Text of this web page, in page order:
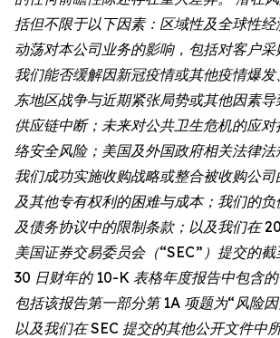
括但不限于以下因素：区域性及全球性
动荡对本公司业务的影响，包括对客户采
我们能否缓解因新冠疫情或其他疫情爆
东地区战争与近期紧张局势或其他因素
供应链中断；未来对公共卫生危机的应
络安全风险；美国及外国政府相关法律法
我们成功实施收购战略或整合被收购公
及其他专有权利的困难与成本；我们的
及债务协议中的限制条款；以及我们在
美国证券交易委员会（“SEC”）提交的
30 日财年的 10-K 表格年度报告中包含的
包括该报告第一部分第 1A 项题为“风险
以及我们在 SEC 提交的其他公开文件中